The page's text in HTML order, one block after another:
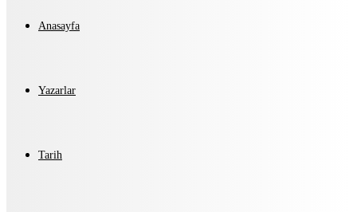
Anasayfa
Yazarlar
Tarih